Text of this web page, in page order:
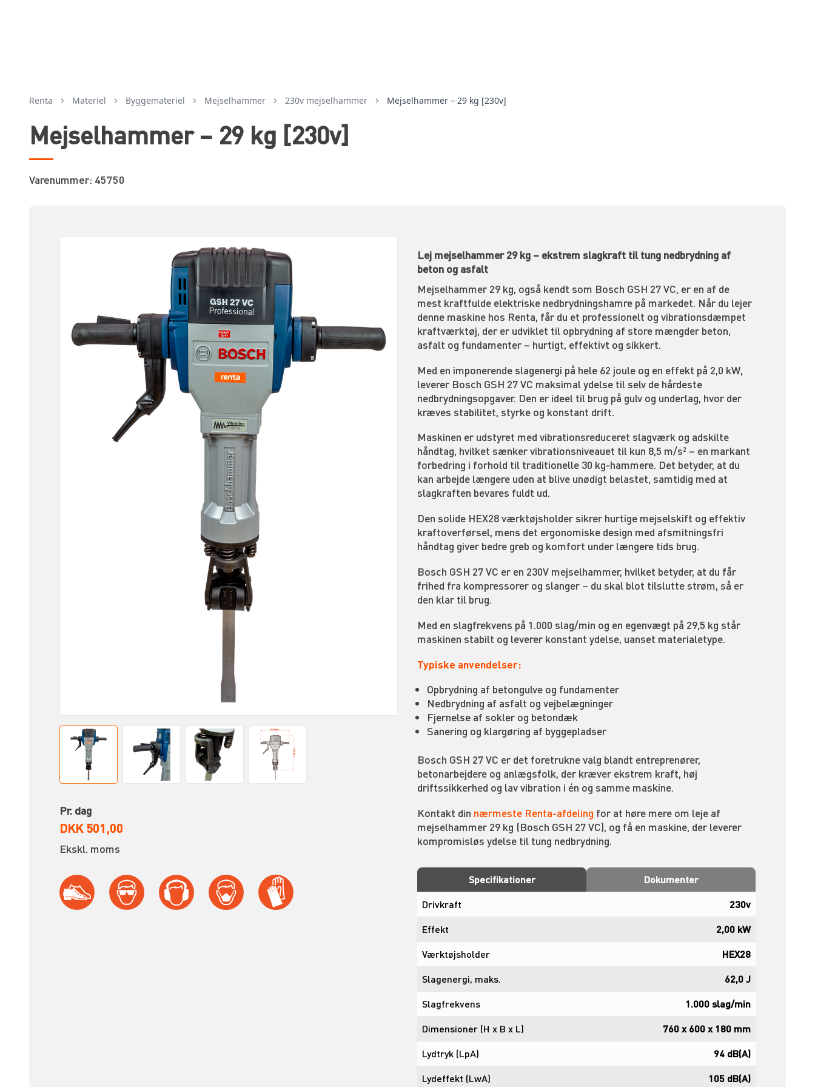
Renta Materiel byggemateriel mejselhammer 230v mejselhammer Mejselhammer – 29 kg [230v]
Mejselhammer – 29 kg [230v]
Varenummer: 45750
Pr. dag
DKK 501,00
Ekskl. moms
Lej mejselhammer 29 kg – ekstrem slagkraft til tung nedbrydning af
beton og asfalt
Mejselhammer 29 kg, også kendt som Bosch GSH 27 VC, er en af de
mest kraftfulde elektriske nedbrydningshamre på markedet. Når du lejer
denne maskine hos Renta, får du et professionelt og vibrationsdæmpet
kraftværktøj, der er udviklet til opbrydning af store mængder beton,
asfalt og fundamenter – hurtigt, effektivt og sikkert.
Med en imponerende slagenergi på hele 62 joule og en effekt på 2,0 kW,
leverer Bosch GSH 27 VC maksimal ydelse til selv de hårdeste
nedbrydningsopgaver. Den er ideel til brug på gulv og underlag, hvor der
kræves stabilitet, styrke og konstant drift.
Maskinen er udstyret med vibrationsreduceret slagværk og adskilte
håndtag, hvilket sænker vibrationsniveauet til kun 8,5 m/s² – en markant
forbedring i forhold til traditionelle 30 kg-hammere. Det betyder, at du
kan arbejde længere uden at blive unødigt belastet, samtidig med at
slagkraften bevares fuldt ud.
Den solide HEX28 værktøjsholder sikrer hurtige mejselskift og effektiv
kraftoverførsel, mens det ergonomiske design med afsmitningsfri
håndtag giver bedre greb og komfort under længere tids brug.
Bosch GSH 27 VC er en 230V mejselhammer, hvilket betyder, at du får
frihed fra kompressorer og slanger – du skal blot tilslutte strøm, så er
den klar til brug.
Med en slagfrekvens på 1.000 slag/min og en egenvægt på 29,5 kg står
maskinen stabilt og leverer konstant ydelse, uanset materialetype.
Typiske anvendelser:
Opbrydning af betongulve og fundamenter
Nedbrydning af asfalt og vejbelægninger
Fjernelse af sokler og betondæk
Sanering og klargøring af byggepladser
Bosch GSH 27 VC er det foretrukne valg blandt entreprenører,
betonarbejdere og anlægsfolk, der kræver ekstrem kraft, høj
driftssikkerhed og lav vibration i én og samme maskine.
Kontakt din nærmeste Renta-afdeling for at høre mere om leje af
mejselhammer 29 kg (Bosch GSH 27 VC), og få en maskine, der leverer
kompromisløs ydelse til tung nedbrydning.
Specifikationer
Dokumenter
Drivkraft
230v
Effekt
2,00 kW
Værktøjsholder
HEX28
Slagenergi, maks.
62,0 J
Slagfrekvens
1.000 slag/min
Dimensioner (H x B x L)
760 x 600 x 180 mm
Lydtryk (LpA)
94 dB(A)
Lydeffekt (LwA)
105 dB(A)